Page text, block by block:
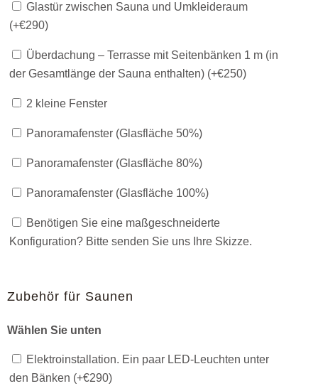
Glastür zwischen Sauna und Umkleideraum
(+€290)
Überdachung – Terrasse mit Seitenbänken 1 m (in
der Gesamtlänge der Sauna enthalten) (+€250)
2 kleine Fenster
Panoramafenster (Glasfläche 50%)
Panoramafenster (Glasfläche 80%)
Panoramafenster (Glasfläche 100%)
Benötigen Sie eine maßgeschneiderte
Konfiguration? Bitte senden Sie uns Ihre Skizze.
Zubehör für Saunen
Wählen Sie unten
Elektroinstallation. Ein paar LED-Leuchten unter
den Bänken (+€290)